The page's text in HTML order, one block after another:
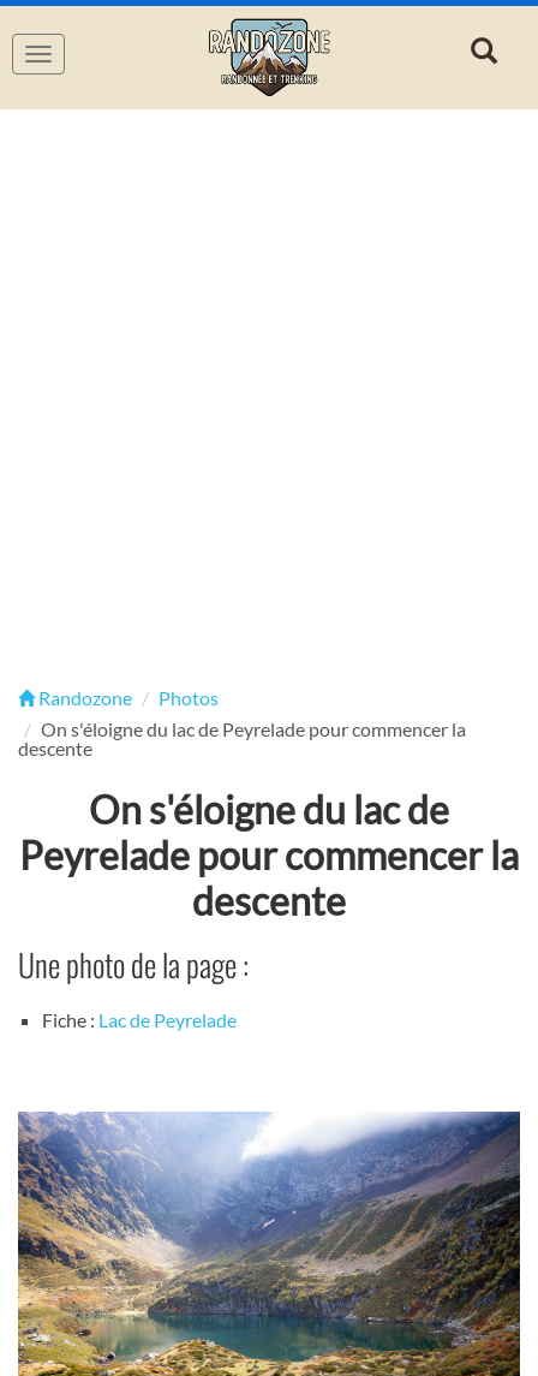
Navigation
Randozone
Photos
On s'éloigne du lac de Peyrelade pour commencer la
descente
On s'éloigne du lac de
Peyrelade pour commencer la
descente
Une photo de la page :
Fiche : Lac de Peyrelade